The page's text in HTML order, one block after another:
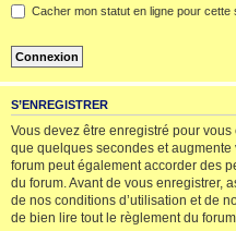
Cacher mon statut en ligne pour cette
S’ENREGISTRER
Vous devez être enregistré pour
que quelques secondes et augmente
forum peut également accorder des
du forum. Avant de vous enregistrer,
de nos conditions d’utilisation et de
de bien lire tout le règlement du forum.